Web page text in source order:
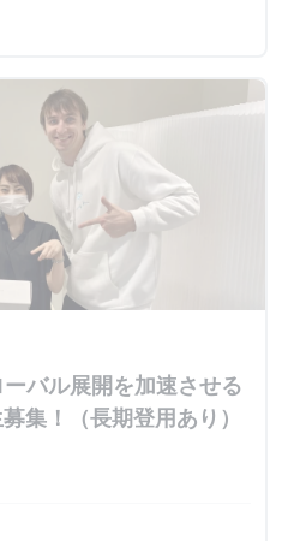
ーバル展開を加速させる
集！（長期登用あり）